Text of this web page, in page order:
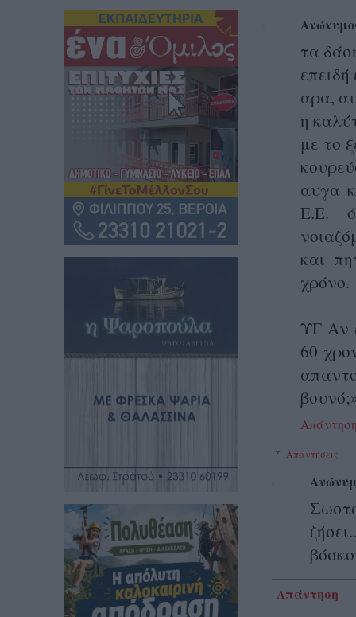
τα
αρα,
η
με το
αυγα
Ε.Ε.
και
χρόνο.
ΥΓ Αν
60
Απαντήσεις
Απάντηση